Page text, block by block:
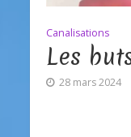
Canalisations
Les
28 mars 2024